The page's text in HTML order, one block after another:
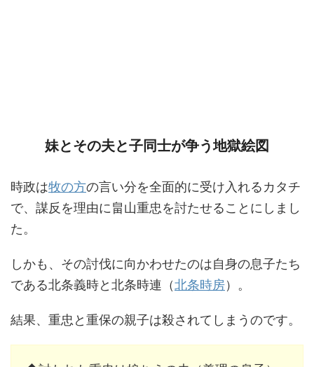
妹とその夫と子同士が争う地獄絵図
時政は牧の方の言い分を全面的に受け入れるカタチ
で、謀反を理由に畠山重忠を討たせることにしまし
た。
しかも、その討伐に向かわせたのは自身の息子たち
である北条義時と北条時連（北条時房）。
結果、重忠と重保の親子は殺されてしまうのです。